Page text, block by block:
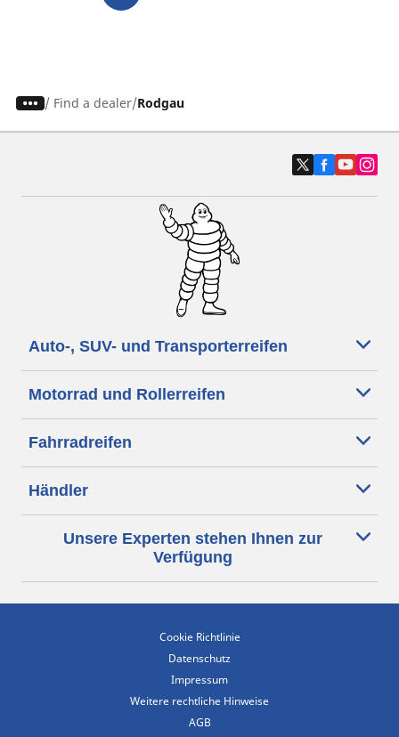
/ Find a dealer Rodgau
Auto-, SUV- und Transporterreifen
Motorrad und Rollerreifen
Fahrradreifen
Händler
Unsere Experten stehen Ihnen zur
Verfügung
Cookie Richtlinie
Datenschutz
Impressum
Weitere rechtliche Hinweise
AGB